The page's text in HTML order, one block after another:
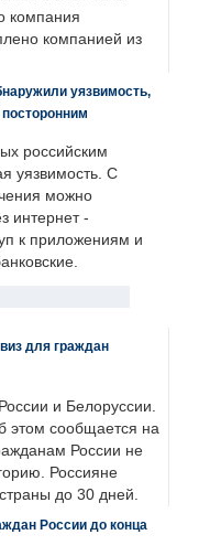
компания
компанией из
уязвимость,
российским
уязвимость. С
можно
интернет -
к приложениям и
для граждан
и Белоруссии.
этом сообщается на
России не
Россияне
до 30 дней.
России до конца